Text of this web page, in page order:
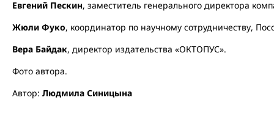
Евгений Пескин, заместитель генерального директора
Жюли Фуко, координатор по научному сотрудничеству,
Вера Байдак, директор издательства «ОКТОПУС».
Фото автора.
Автор: Людмила Синицына